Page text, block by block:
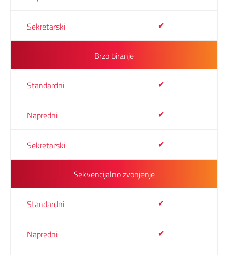
✔
Brzo biranje
✔
✔
✔
Sekvencijalno zvonjenje
✔
✔